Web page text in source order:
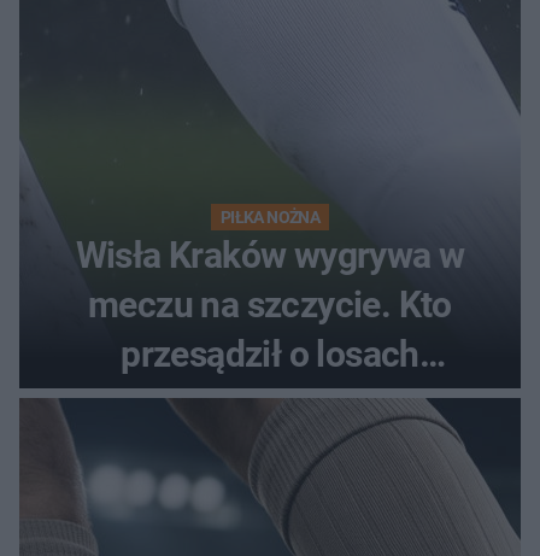
PIŁKA NOŻNA
Wisła Kraków wygrywa w
meczu na szczycie. Kto
przesądził o losach
spotkania?